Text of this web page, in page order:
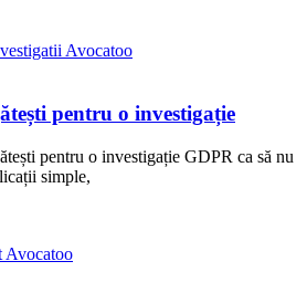
pentru o investigație
pentru o investigație GDPR ca să nu
simple,